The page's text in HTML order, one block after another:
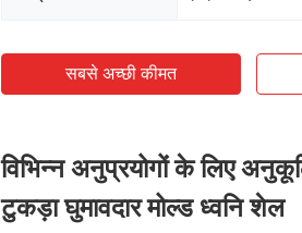
सबसे अच्छी कीमत
विभिन्न अनुप्रयोगों के लिए
टुकड़ा घुमावदार मोल्ड ध्वनि शेल